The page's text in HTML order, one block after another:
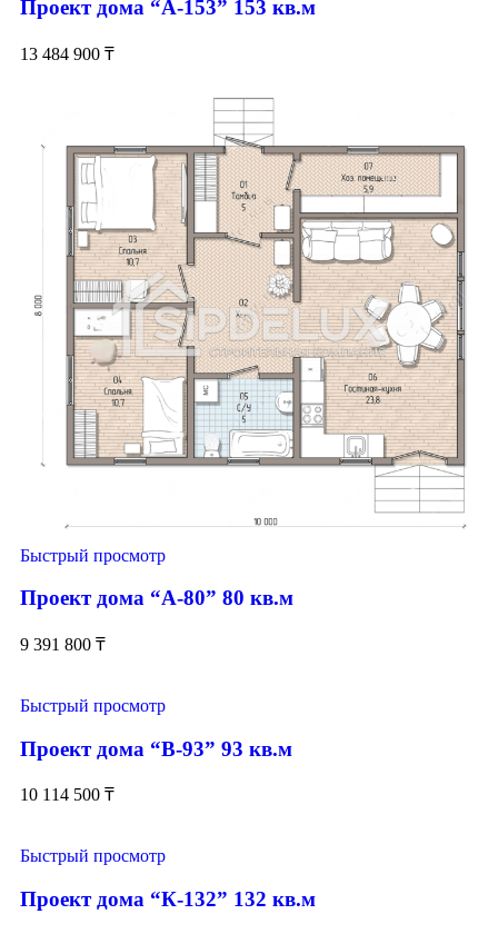
Проект дома “А-153” 153 кв.м
13 484 900 ₸
Быстрый просмотр
Проект дома “А-80” 80 кв.м
9 391 800 ₸
Быстрый просмотр
Проект дома “В-93” 93 кв.м
10 114 500 ₸
Быстрый просмотр
Проект дома “К-132” 132 кв.м